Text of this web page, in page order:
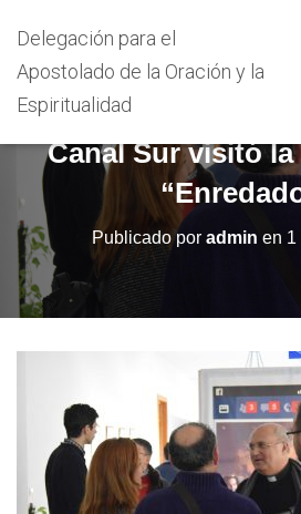
Delegación para el
Apostolado de la Oración y la
Espiritualidad
Canal Sur visitó
Publicado por admin en 1